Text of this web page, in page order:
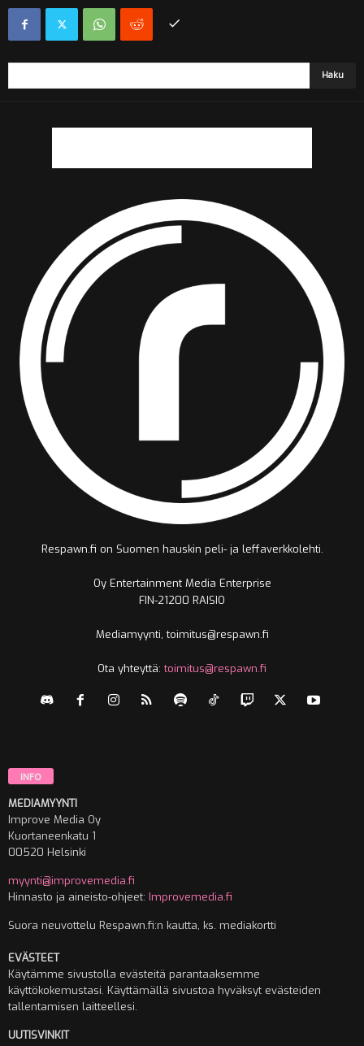
Respawn.fi on Suomen hauskin peli- ja leffaverkkolehti.
Oy Entertainment Media Enterprise
FIN-21200 RAISIO
Mediamyynti, toimitus@respawn.fi
Ota yhteyttä:toimitus@respawn.fi
INFO
MEDIAMYYNTI
Improve Media Oy
Kuortaneenkatu 1
00520 Helsinki
myynti@improvemedia.fi
Hinnasto ja aineisto-ohjeet: Improvemedia.fi
Suora neuvottelu Respawn.fi:n kautta, ks. mediakortti
EVÄSTEET
Käytämme sivustolla evästeitä parantaaksemme
käyttökokemustasi. Käyttämällä sivustoa hyväksyt evästeiden
tallentamisen laitteellesi.
UUTISVINKIT